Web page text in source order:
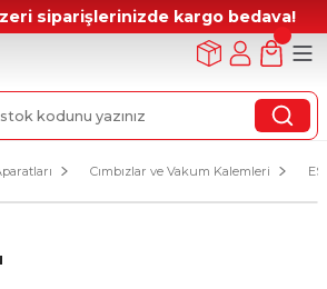
siparişlerinizde kargo bedava!
Cımbızlar ve Vakum Kalemleri